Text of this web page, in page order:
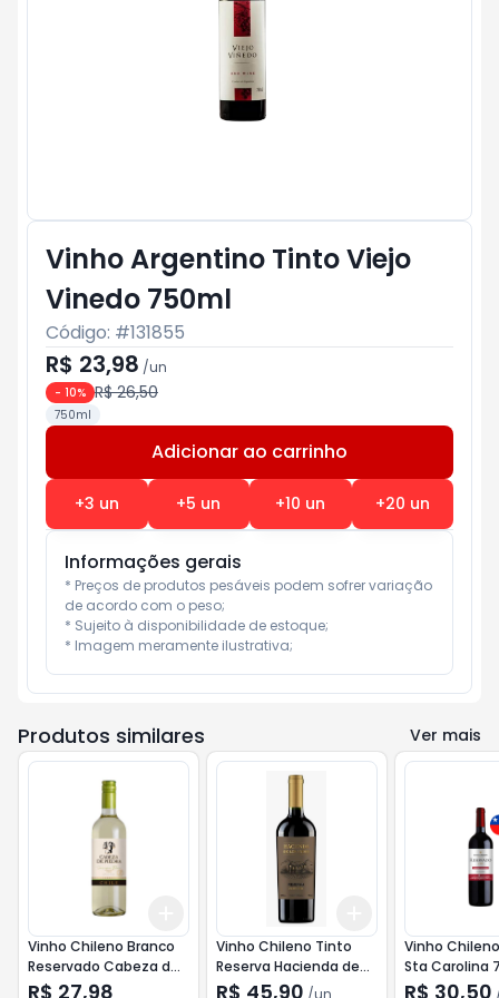
Vinho Argentino Tinto Viejo
Vinedo 750ml
Código: #131855
R$ 23,98 /un
- 10% R$ 26,50
750ml
Adicionar ao carrinho
+3 un +5 un +10 un +20 un
Informações gerais
* Preços de produtos pesáveis podem sofrer variação
de acordo com o peso;
* Sujeito à disponibilidade de estoque;
* Imagem meramente ilustrativa;
Produtos similares Ver mais
10
Vinho Chileno Branco
Reservado Cabeza de
Piedra 750ml
R$ 27,98
Vinho Chileno Tinto
Reserva Hacienda de
Los Andes 750ml
R$ 45,90 /un
Vinho
Sta Carolina
Cabernet
R$ 30,50